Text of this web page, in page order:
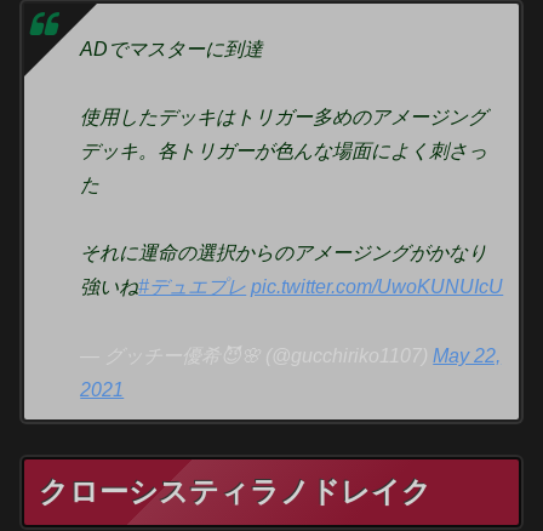
ADでマスターに到達
使用したデッキはトリガー多めのアメージング
デッキ。各トリガーが色んな場面によく刺さっ
た
それに運命の選択からのアメージングがかなり
強いね#デュエプレ pic.twitter.com/UwoKUNUIcU
— グッチー優希😈🌸 (@gucchiriko1107)May 22,
2021
クローシスティラノドレイク